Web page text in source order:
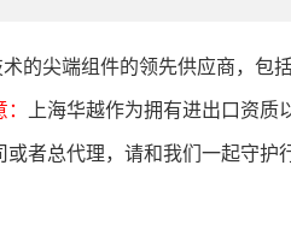
术的尖端组件的领先供应商，包
上海华越作为拥有进出口资质
者总代理，请和我们一起守护